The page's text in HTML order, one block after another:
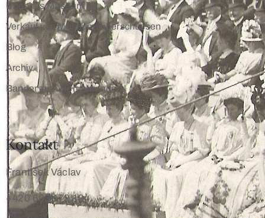
Über das Museum
Verkauf von Museumsüberschüssen
Blog
Archiv
Banner zum Herunterladen
Kontakt
František Václav
+420 603 172 194